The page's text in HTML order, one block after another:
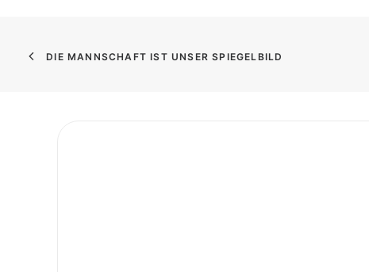
DIE MANNSCHAFT IST UNSER SPIEGELBILD